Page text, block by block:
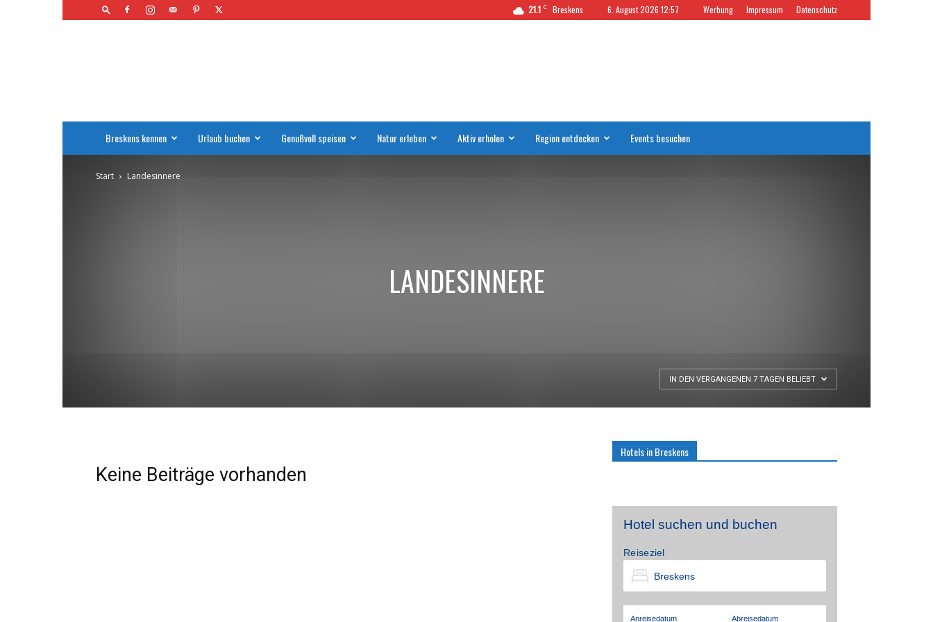
21.1 C Breskens 6. August 2026 12:57 Werbung Impressum Datenschutz
Breskens kennen Urlaub buchen Genußvoll speisen Natur erleben Aktiv erholen Region entdecken Events besuchen
Start Landesinnere
LANDESINNERE
IN DEN VERGANGENEN 7 TAGEN BELIEBT
Keine Beiträge vorhanden
Hotels in Breskens
Hotel suchen und buchen
Reiseziel
Anreisedatum Abreisedatum